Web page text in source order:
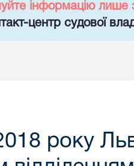
інформацію лише
центр судової
року